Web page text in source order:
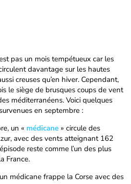
pas un mois tempétueux car les
davantage sur les hautes
creuses qu’en hiver. Cependant,
le siège de brusques coups de vent
méditerranéens. Voici quelques
en septembre :
un « médicane » circule des
avec des vents atteignant 162
reste comme l’un des plus
France.
médicane frappe la Corse avec des